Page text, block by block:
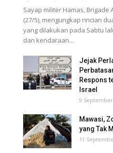
Sayap militer Hamas, Brigade
(27/5), mengungkap rincian
yang dilakukan pada Sabtu
dan kendaraan...
Jejak
Respons
Israel
9
Mawasi,
yang Tak
11